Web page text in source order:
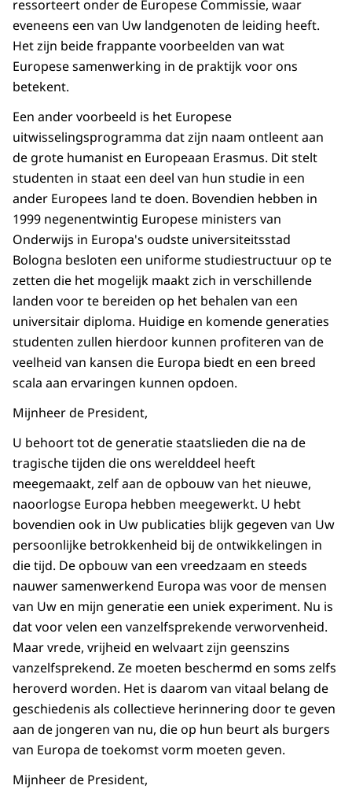
ressorteert onder de Europese Commissie, waar
eveneens een van Uw landgenoten de leiding heeft.
Het zijn beide frappante voorbeelden van wat
Europese samenwerking in de praktijk voor ons
betekent.
Een ander voorbeeld is het Europese
uitwisselingsprogramma dat zijn naam ontleent aan
de grote humanist en Europeaan Erasmus. Dit stelt
studenten in staat een deel van hun studie in een
ander Europees land te doen. Bovendien hebben in
1999 negenentwintig Europese ministers van
Onderwijs in Europa's oudste universiteitsstad
Bologna besloten een uniforme studiestructuur op te
zetten die het mogelijk maakt zich in verschillende
landen voor te bereiden op het behalen van een
universitair diploma. Huidige en komende generaties
studenten zullen hierdoor kunnen profiteren van de
veelheid van kansen die Europa biedt en een breed
scala aan ervaringen kunnen opdoen.
Mijnheer de President,
U behoort tot de generatie staatslieden die na de
tragische tijden die ons werelddeel heeft
meegemaakt, zelf aan de opbouw van het nieuwe,
naoorlogse Europa hebben meegewerkt. U hebt
bovendien ook in Uw publicaties blijk gegeven van Uw
persoonlijke betrokkenheid bij de ontwikkelingen in
die tijd. De opbouw van een vreedzaam en steeds
nauwer samenwerkend Europa was voor de mensen
van Uw en mijn generatie een uniek experiment. Nu is
dat voor velen een vanzelfsprekende verworvenheid.
Maar vrede, vrijheid en welvaart zijn geenszins
vanzelfsprekend. Ze moeten beschermd en soms zelfs
heroverd worden. Het is daarom van vitaal belang de
geschiedenis als collectieve herinnering door te geven
aan de jongeren van nu, die op hun beurt als burgers
van Europa de toekomst vorm moeten geven.
Mijnheer de President,